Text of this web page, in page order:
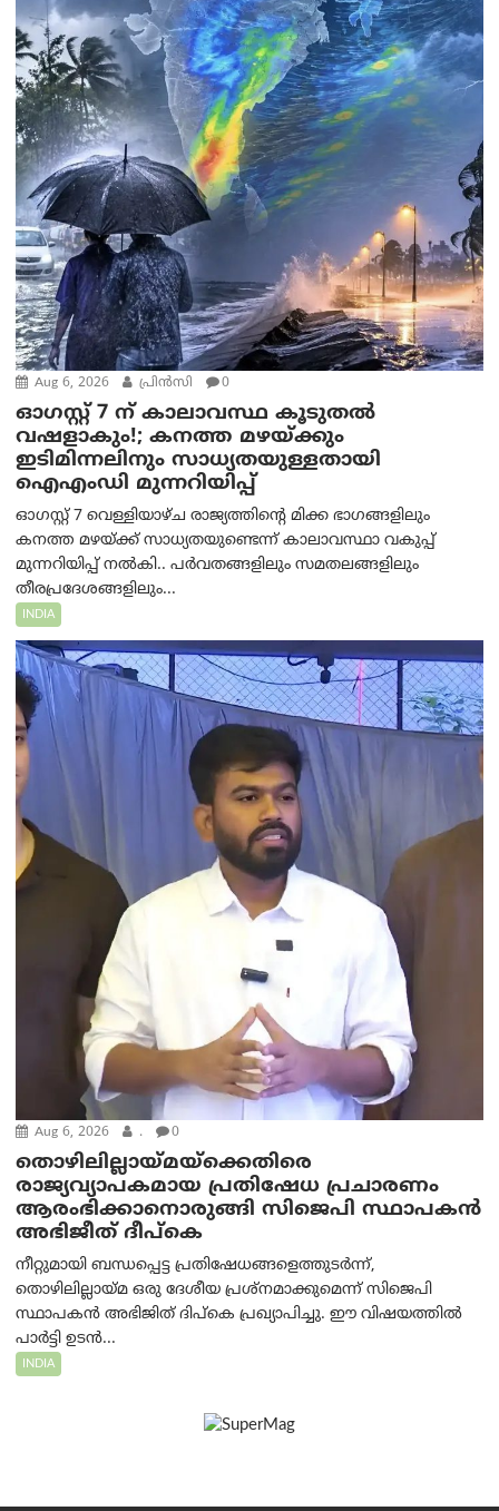
Aug 6, 2026 പ്രിന്‍സി 0
ഓഗസ്റ്റ് 7 ന് കാലാവസ്ഥ കൂടുതൽ
വഷളാകും!; കനത്ത മഴയ്ക്കും
ഇടിമിന്നലിനും സാധ്യതയുള്ളതായി
ഐഎംഡി മുന്നറിയിപ്പ്
ഓഗസ്റ്റ് 7 വെള്ളിയാഴ്ച രാജ്യത്തിന്റെ മിക്ക ഭാഗങ്ങളിലും
കനത്ത മഴയ്ക്ക് സാധ്യതയുണ്ടെന്ന് കാലാവസ്ഥാ വകുപ്പ്
മുന്നറിയിപ്പ് നൽകി.. പർവതങ്ങളിലും സമതലങ്ങളിലും
തീരപ്രദേശങ്ങളിലും...
INDIA
Aug 6, 2026 . 0
തൊഴിലില്ലായ്മയ്ക്കെതിരെ
രാജ്യവ്യാപകമായ പ്രതിഷേധ പ്രചാരണം
ആരംഭിക്കാനൊരുങ്ങി സിജെപി സ്ഥാപകന്‍
അഭിജീത് ദീപ്കെ
നീറ്റുമായി ബന്ധപ്പെട്ട പ്രതിഷേധങ്ങളെത്തുടർന്ന്,
തൊഴിലില്ലായ്മ ഒരു ദേശീയ പ്രശ്നമാക്കുമെന്ന് സിജെപി
സ്ഥാപകൻ അഭിജിത് ദിപ്കെ പ്രഖ്യാപിച്ചു. ഈ വിഷയത്തിൽ
പാർട്ടി ഉടൻ...
INDIA